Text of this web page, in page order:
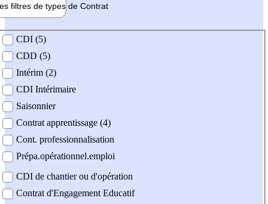
filtres de types de Contrat
contrat
CDI (5)
CDD (5)
Intérim (2)
CDI Intérimaire
Saisonnier
Contrat apprentissage (4)
Cont. professionnalisation
Prépa.opérationnel.emploi
CDI de chantier ou d'opération
Contrat d'Engagement Educatif